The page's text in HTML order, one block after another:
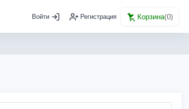
Войти Регистрация Корзина(0)